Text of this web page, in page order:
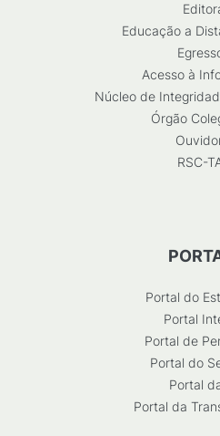
Educação a
Acesso à
Núcleo de
Órgão
RSC-
Portal do
Portal
Portal de
Portal do
Portal
Portal da